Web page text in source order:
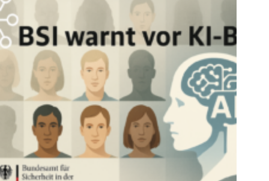
bedrohen